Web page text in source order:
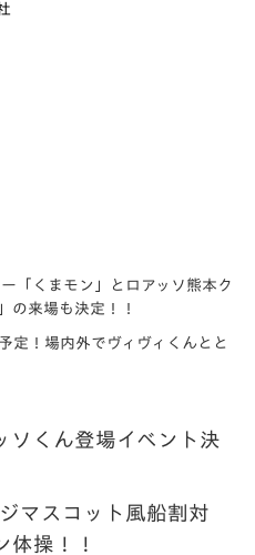
「くまモン」とロアッソ熊本ク
の来場も決定！！
定！場内外でヴィヴィくんとと
くん登場イベント決
マスコット風船割対
体操！！